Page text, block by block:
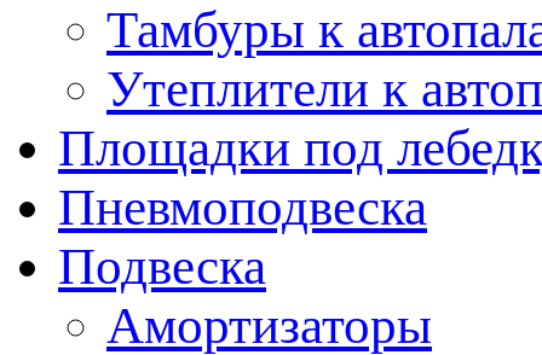
Тамбуры к
Утеплители к
Площадки под
Пневмоподвеска
Подвеска
Амортизаторы